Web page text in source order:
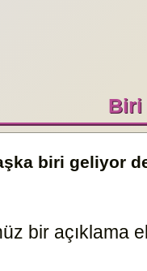
Biri
biri geliyor
bir açıklama